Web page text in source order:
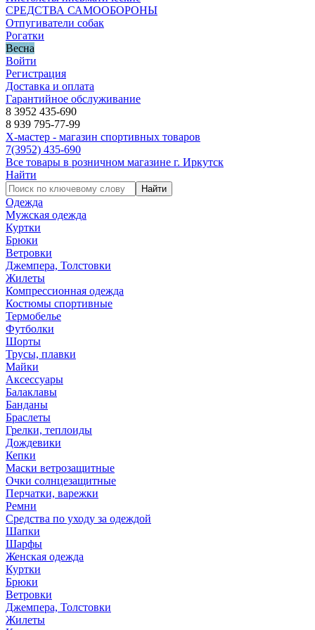
СРЕДСТВА САМООБОРОНЫ
Отпугиватели собак
Рогатки
Весна
Войти
Регистрация
Доставка и оплата
Гарантийное обслуживание
8 3952 435-690
8 939 795-77-99
Х-мастер - магазин спортивных товаров
7(3952) 435-690
Все товары в розничном магазине г. Иркутск
Найти
Найти
Одежда
Мужская одежда
Куртки
Брюки
Ветровки
Джемпера, Толстовки
Жилеты
Компрессионная одежда
Костюмы спортивные
Термобелье
Футболки
Шорты
Трусы, плавки
Майки
Аксессуары
Балаклавы
Банданы
Браслеты
Грелки, теплоиды
Дождевики
Кепки
Маски ветрозащитные
Очки солнцезащитные
Перчатки, варежки
Ремни
Средства по уходу за одеждой
Шапки
Шарфы
Женская одежда
Куртки
Брюки
Ветровки
Джемпера, Толстовки
Жилеты